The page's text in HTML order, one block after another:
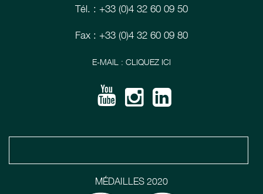
MÉDAILLES 2020
Tél. : +33 (0)4 32 60 09 50
Fax : +33 (0)4 32 60 09 80
E-MAIL : CLIQUEZ ICI